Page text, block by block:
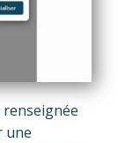
renseignée
une